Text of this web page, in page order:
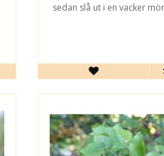
sedan slå ut i en vacker